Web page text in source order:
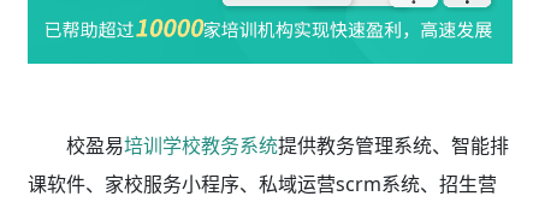
校盈易培训学校教务系统提供教务管理系统、智能排
课软件、家校服务小程序、私域运营scrm系统、招生营